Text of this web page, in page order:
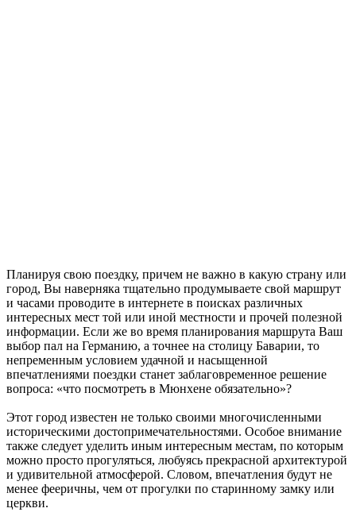
Планируя свою поездку, причем не важно в какую страну или
город, Вы наверняка тщательно продумываете свой маршрут
и часами проводите в интернете в поисках различных
интересных мест той или иной местности и прочей полезной
информации. Если же во время планирования маршрута Ваш
выбор пал на Германию, а точнее на столицу Баварии, то
непременным условием удачной и насыщенной
впечатлениями поездки станет заблаговременное решение
вопроса: «что посмотреть в Мюнхене обязательно»?
Этот город известен не только своими многочисленными
историческими достопримечательностями. Особое внимание
также следует уделить иным интересным местам, по которым
можно просто прогуляться, любуясь прекрасной архитектурой
и удивительной атмосферой. Словом, впечатления будут не
менее фееричны, чем от прогулки по старинному замку или
церкви.